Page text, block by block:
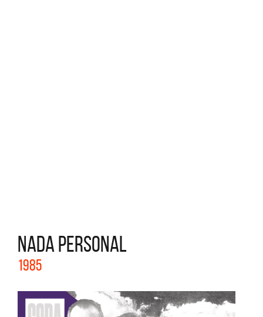
NADA PERSONAL
1985